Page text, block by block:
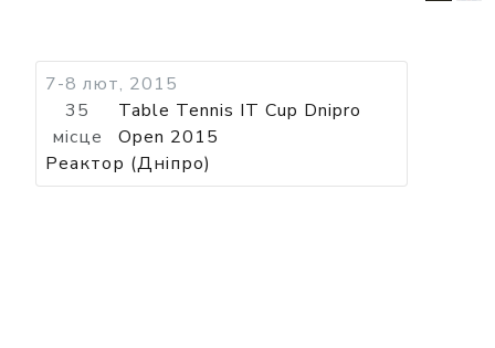
7-8 лют, 2015
35
місце
Table Tennis IT Cup Dnipro
Open 2015
Реактор (Дніпро)